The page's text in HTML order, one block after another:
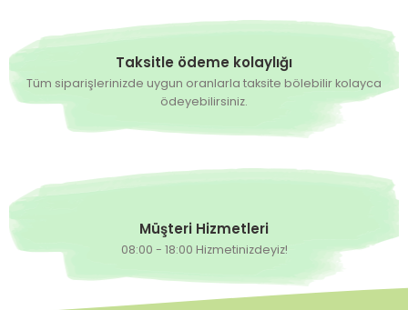
Taksitle ödeme kolaylığı
Tüm siparişlerinizde uygun oranlarla taksite bölebilir kolayca
ödeyebilirsiniz.
Müşteri Hizmetleri
08:00 - 18:00 Hizmetinizdeyiz!